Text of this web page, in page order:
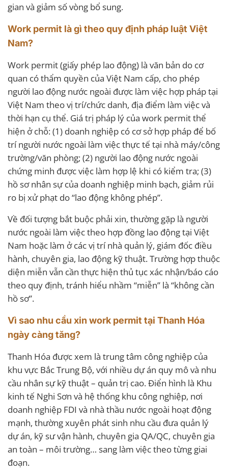
gian và giảm số vòng bổ sung.
Work permit là gì theo quy định pháp luật Việt
Nam?
Work permit (giấy phép lao động) là văn bản do cơ
quan có thẩm quyền của Việt Nam cấp, cho phép
người lao động nước ngoài được làm việc hợp pháp tại
Việt Nam theo vị trí/chức danh, địa điểm làm việc và
thời hạn cụ thể. Giá trị pháp lý của work permit thể
hiện ở chỗ: (1) doanh nghiệp có cơ sở hợp pháp để bố
trí người nước ngoài làm việc thực tế tại nhà máy/công
trường/văn phòng; (2) người lao động nước ngoài
chứng minh được việc làm hợp lệ khi có kiểm tra; (3)
hồ sơ nhân sự của doanh nghiệp minh bạch, giảm rủi
ro bị xử phạt do “lao động không phép”.
Về đối tượng bắt buộc phải xin, thường gặp là người
nước ngoài làm việc theo hợp đồng lao động tại Việt
Nam hoặc làm ở các vị trí nhà quản lý, giám đốc điều
hành, chuyên gia, lao động kỹ thuật. Trường hợp thuộc
diện miễn vẫn cần thực hiện thủ tục xác nhận/báo cáo
theo quy định, tránh hiểu nhầm “miễn” là “không cần
hồ sơ”.
Vì sao nhu cầu xin work permit tại Thanh Hóa
ngày càng tăng?
Thanh Hóa được xem là trung tâm công nghiệp của
khu vực Bắc Trung Bộ, với nhiều dự án quy mô và nhu
cầu nhân sự kỹ thuật – quản trị cao. Điển hình là Khu
kinh tế Nghi Sơn và hệ thống khu công nghiệp, nơi
doanh nghiệp FDI và nhà thầu nước ngoài hoạt động
mạnh, thường xuyên phát sinh nhu cầu đưa quản lý
dự án, kỹ sư vận hành, chuyên gia QA/QC, chuyên gia
an toàn – môi trường… sang làm việc theo từng giai
đoạn.